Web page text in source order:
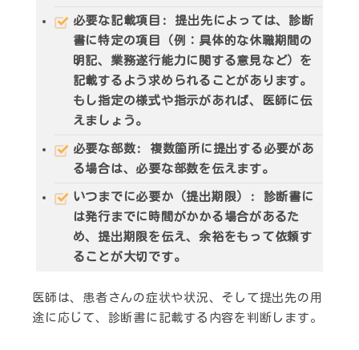
必要な記載項目 : 提出先によっては、診断
書に特定の項目（例：具体的な休職期間の
明記、業務遂行能力に関する意見など）を
記載するよう求められることがあります。
もし指定の様式や指示があれば、医師に伝
えましょう。
必要な部数 : 複数箇所に提出する必要があ
る場合は、必要な部数を伝えます。
いつまでに必要か（提出期限）
: 診断書に
は発行までに時間がかかる場合があるた
め、提出期限を伝え、余裕をもって依頼す
ることが大切です。
医師は、患者さんの症状や状況、そして提出先の用
途に応じて、診断書に記載する内容を判断します。